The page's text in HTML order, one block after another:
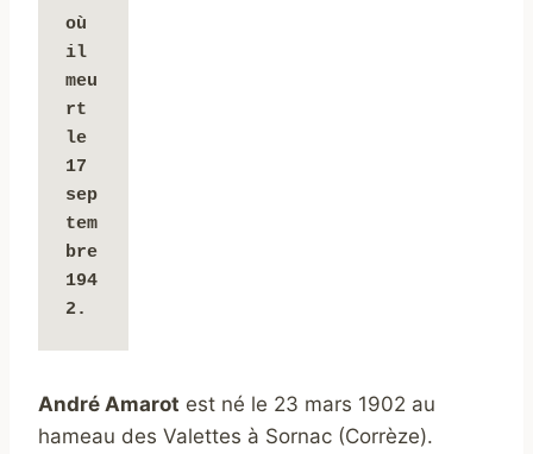
où
il
meu
rt
le
17
sep
tem
bre
194
2.
André Amarot est né le 23 mars 1902 au
hameau des Valettes à Sornac (Corrèze).